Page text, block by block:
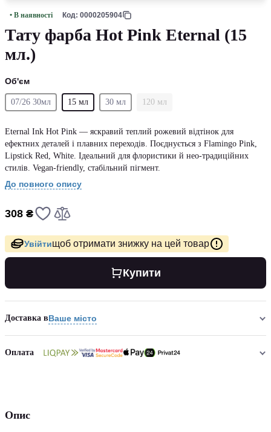
• В наявності Код: 0000205904
Тату фарба Hot Pink Eternal (15
мл.)
Об'єм
07/26 30мл 15 мл 30 мл 120 мл
Eternal Ink Hot Pink — яскравий теплий рожевий відтінок для
ефектних деталей і плавних переходів. Поєднується з Flamingo Pink,
Lipstick Red, White. Ідеальний для флористики й нео-традиційних
стилів. Vegan-friendly, стабільний пігмент.
До повного опису
308 ₴
Увійтищоб отримати знижку на цей товар
Купити
Доставка вВаше місто
Оплата
Опис